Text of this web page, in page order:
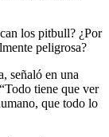
los pitbull? ¿Por
peligrosa?
señaló en una
tiene que ver
que todo lo